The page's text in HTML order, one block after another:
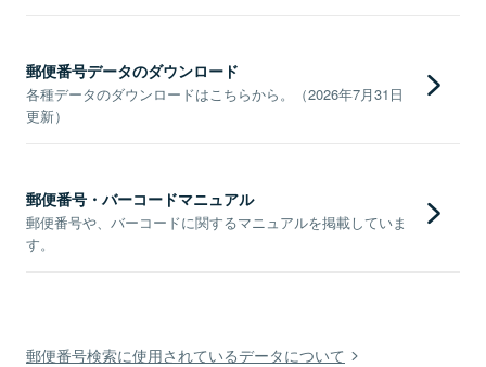
郵便番号データのダウンロード
各種データのダウンロードはこちらから。（2026年7月31日
更新）
郵便番号・バーコードマニュアル
郵便番号や、バーコードに関するマニュアルを掲載していま
す。
郵便番号検索に使用されているデータについて